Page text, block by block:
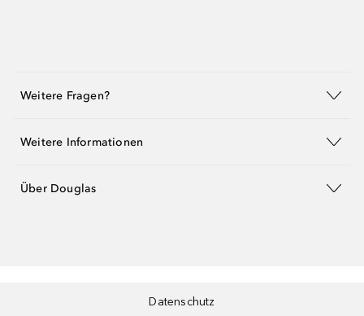
Weitere Fragen?
Weitere Informationen
Über Douglas
Datenschutz